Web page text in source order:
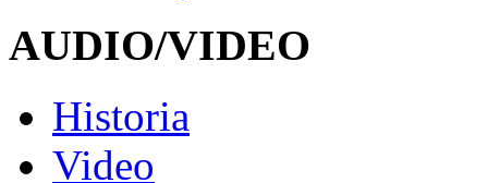
AUDIO/VIDEO
Historia
Video